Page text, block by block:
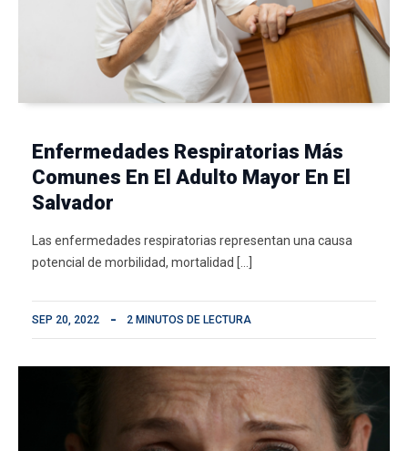
Enfermedades Respiratorias Más
Comunes En El Adulto Mayor En El
Salvador
Las enfermedades respiratorias representan una causa
potencial de morbilidad, mortalidad […]
SEP 20, 2022 2 MINUTOS DE LECTURA